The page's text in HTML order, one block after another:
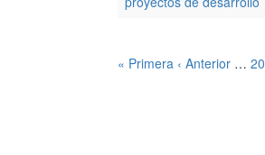
« Primera ‹ Anterior … 20